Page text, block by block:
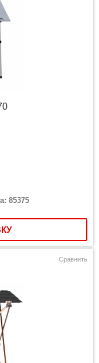
85375
Сравнить